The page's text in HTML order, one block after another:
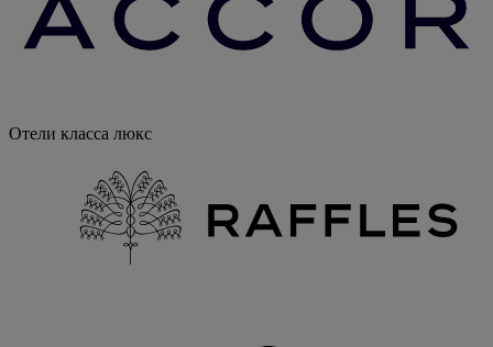
Отели класса люкс